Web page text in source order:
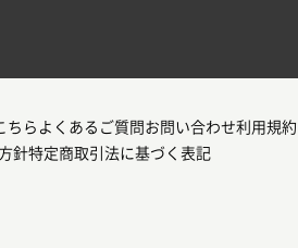
ちら よくあるご質問 お問い合わせ利用規約
針特定商取引法に基づく表記